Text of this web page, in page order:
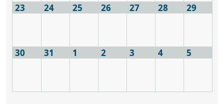
23 24 25 26 27 28 29
30 31 1 2 3 4 5